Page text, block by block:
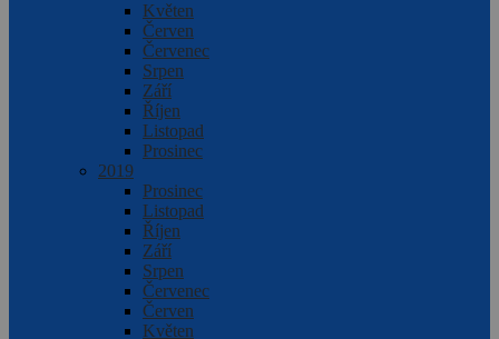
Květen
Červen
Červenec
Srpen
Září
Říjen
Listopad
Prosinec
2019
Prosinec
Listopad
Říjen
Září
Srpen
Červenec
Červen
Květen